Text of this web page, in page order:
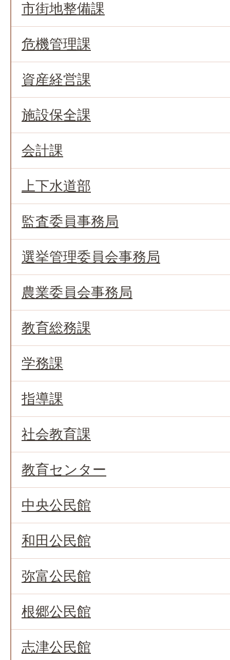
市街地整備課
危機管理課
資産経営課
施設保全課
会計課
上下水道部
監査委員事務局
選挙管理委員会事務局
農業委員会事務局
教育総務課
学務課
指導課
社会教育課
教育センター
中央公民館
和田公民館
弥富公民館
根郷公民館
志津公民館